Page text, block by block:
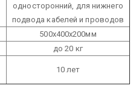
односторонний, для нижнего
подвода кабелей и проводов
500x400x200мм
до 20 кг
10 лет